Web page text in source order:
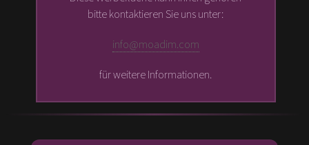
bitte kontaktieren Sie uns unter:
info@moadim.com
für weitere Informationen.